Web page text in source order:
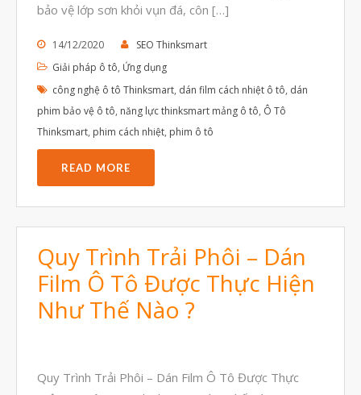
Tháng Chín 2023
Tháng Tám 2023
Tháng Sáu 2023
Tháng Năm 2023
Tháng Hai 2023
Tháng Mười Hai 2022
Tháng Mười Một 2022
Tháng Mười 2022
Tháng Tám 2022
bảo vệ lớp sơn khỏi vụn đá, côn […]
14/12/2020
SEO Thinksmart
Giải pháp ô tô, Ứng dụng
công nghệ ô tô Thinksmart, dán film cách nhiệt ô tô, dán
phim bảo vệ ô tô, năng lực thinksmart mảng ô tô, Ô Tô
Thinksmart, phim cách nhiệt, phim ô tô
READ MORE
Quy Trình Trải Phôi – Dán
Film Ô Tô Được Thực Hiện
Như Thế Nào ?
Quy Trình Trải Phôi – Dán Film Ô Tô Được Thực